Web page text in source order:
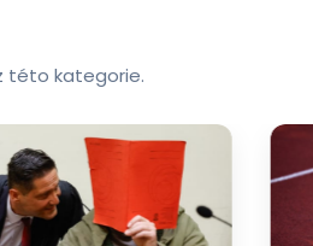
této kategorie.